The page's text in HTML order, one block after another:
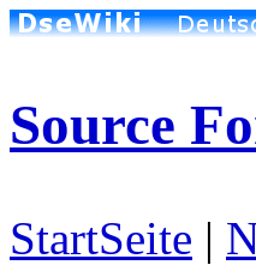
Source
StartSeite |